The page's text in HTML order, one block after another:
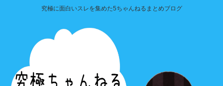
究極に面白いスレを集めた5ちゃんねるまとめブログ